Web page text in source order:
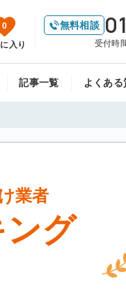
0
入り
無料相談
受付時
記事一覧 よくある
業者
グ